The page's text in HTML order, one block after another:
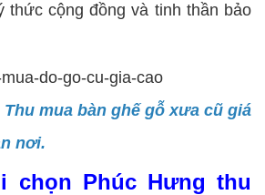
thức cộng đồng và tinh thần bảo
Thu mua bàn ghế gỗ xưa cũ giá
nơi.
chọn Phúc Hưng thu